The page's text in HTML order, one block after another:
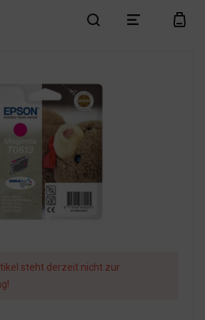
search menu cart
steht derzeit nicht zur